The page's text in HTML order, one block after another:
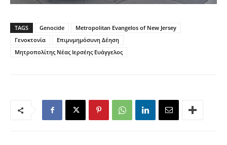
TAGS Genocide
Metropolitan Evangelos of New Jersey
Γενοκτονία
Επιμνμημόσυνη Δέηση
Μητροπολίτης Νέας Ιερσέης Ευάγγελος